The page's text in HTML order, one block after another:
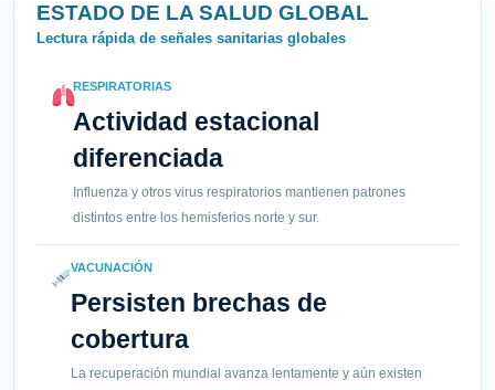
ESTADO DE LA SALUD GLOBAL
Lectura rápida de señales sanitarias globales
RESPIRATORIAS
Actividad estacional
diferenciada
Influenza y otros virus respiratorios mantienen patrones
distintos entre los hemisferios norte y sur.
VACUNACIÓN
Persisten brechas de
cobertura
La recuperación mundial avanza lentamente y aún existen